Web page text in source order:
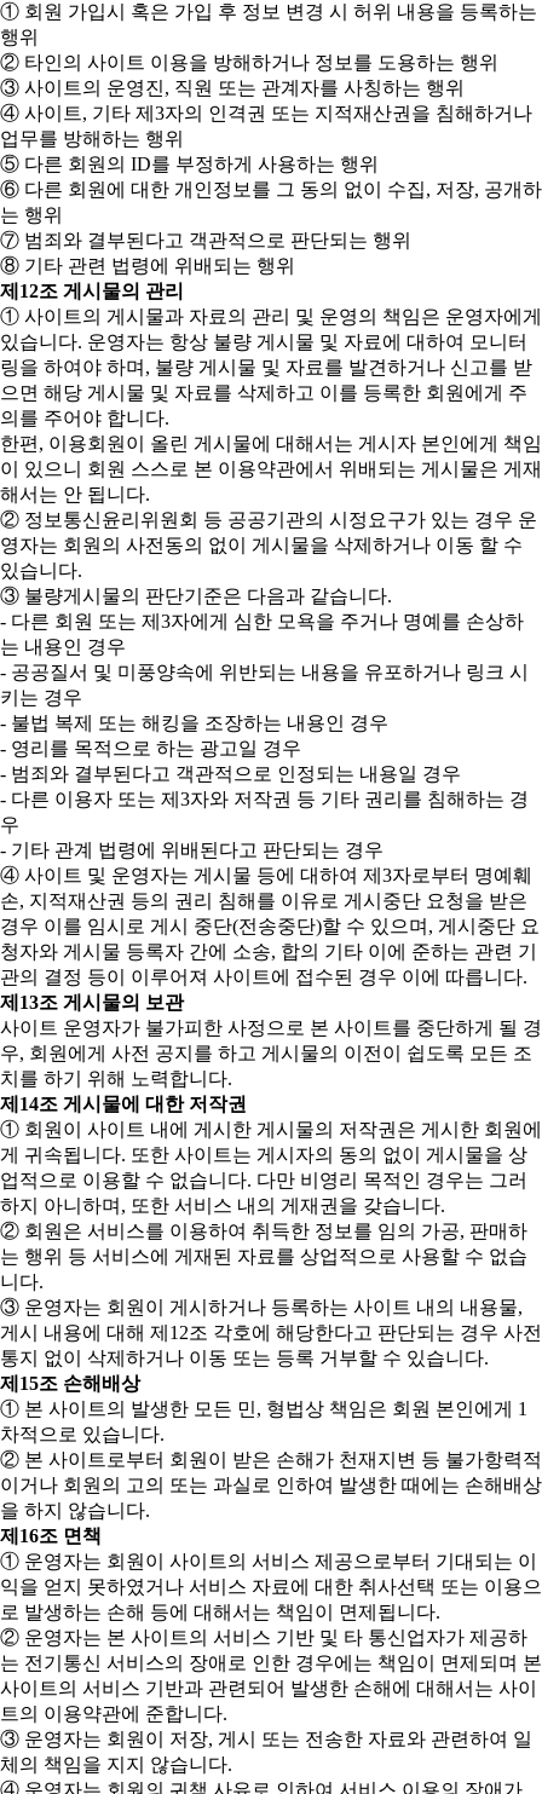
① 회원 가입시 혹은 가입 후 정보 변경 시 허위 내용을 등록하는
행위
② 타인의 사이트 이용을 방해하거나 정보를 도용하는 행위
③ 사이트의 운영진, 직원 또는 관계자를 사칭하는 행위
④ 사이트, 기타 제3자의 인격권 또는 지적재산권을 침해하거나
업무를 방해하는 행위
⑤ 다른 회원의 ID를 부정하게 사용하는 행위
⑥ 다른 회원에 대한 개인정보를 그 동의 없이 수집, 저장, 공개하
는 행위
⑦ 범죄와 결부된다고 객관적으로 판단되는 행위
⑧ 기타 관련 법령에 위배되는 행위
제12조 게시물의 관리
① 사이트의 게시물과 자료의 관리 및 운영의 책임은 운영자에게
있습니다. 운영자는 항상 불량 게시물 및 자료에 대하여 모니터
링을 하여야 하며, 불량 게시물 및 자료를 발견하거나 신고를 받
으면 해당 게시물 및 자료를 삭제하고 이를 등록한 회원에게 주
의를 주어야 합니다.
한편, 이용회원이 올린 게시물에 대해서는 게시자 본인에게 책임
이 있으니 회원 스스로 본 이용약관에서 위배되는 게시물은 게재
해서는 안 됩니다.
② 정보통신윤리위원회 등 공공기관의 시정요구가 있는 경우 운
영자는 회원의 사전동의 없이 게시물을 삭제하거나 이동 할 수
있습니다.
③ 불량게시물의 판단기준은 다음과 같습니다.
- 다른 회원 또는 제3자에게 심한 모욕을 주거나 명예를 손상하
는 내용인 경우
- 공공질서 및 미풍양속에 위반되는 내용을 유포하거나 링크 시
키는 경우
- 불법 복제 또는 해킹을 조장하는 내용인 경우
- 영리를 목적으로 하는 광고일 경우
- 범죄와 결부된다고 객관적으로 인정되는 내용일 경우
- 다른 이용자 또는 제3자와 저작권 등 기타 권리를 침해하는 경
우
- 기타 관계 법령에 위배된다고 판단되는 경우
④ 사이트 및 운영자는 게시물 등에 대하여 제3자로부터 명예훼
손, 지적재산권 등의 권리 침해를 이유로 게시중단 요청을 받은
경우 이를 임시로 게시 중단(전송중단)할 수 있으며, 게시중단 요
청자와 게시물 등록자 간에 소송, 합의 기타 이에 준하는 관련 기
관의 결정 등이 이루어져 사이트에 접수된 경우 이에 따릅니다.
제13조 게시물의 보관
사이트 운영자가 불가피한 사정으로 본 사이트를 중단하게 될 경
우, 회원에게 사전 공지를 하고 게시물의 이전이 쉽도록 모든 조
치를 하기 위해 노력합니다.
제14조 게시물에 대한 저작권
① 회원이 사이트 내에 게시한 게시물의 저작권은 게시한 회원에
게 귀속됩니다. 또한 사이트는 게시자의 동의 없이 게시물을 상
업적으로 이용할 수 없습니다. 다만 비영리 목적인 경우는 그러
하지 아니하며, 또한 서비스 내의 게재권을 갖습니다.
② 회원은 서비스를 이용하여 취득한 정보를 임의 가공, 판매하
는 행위 등 서비스에 게재된 자료를 상업적으로 사용할 수 없습
니다.
③ 운영자는 회원이 게시하거나 등록하는 사이트 내의 내용물,
게시 내용에 대해 제12조 각호에 해당한다고 판단되는 경우 사전
통지 없이 삭제하거나 이동 또는 등록 거부할 수 있습니다.
제15조 손해배상
① 본 사이트의 발생한 모든 민, 형법상 책임은 회원 본인에게 1
차적으로 있습니다.
② 본 사이트로부터 회원이 받은 손해가 천재지변 등 불가항력적
이거나 회원의 고의 또는 과실로 인하여 발생한 때에는 손해배상
을 하지 않습니다.
제16조 면책
① 운영자는 회원이 사이트의 서비스 제공으로부터 기대되는 이
익을 얻지 못하였거나 서비스 자료에 대한 취사선택 또는 이용으
로 발생하는 손해 등에 대해서는 책임이 면제됩니다.
② 운영자는 본 사이트의 서비스 기반 및 타 통신업자가 제공하
는 전기통신 서비스의 장애로 인한 경우에는 책임이 면제되며 본
사이트의 서비스 기반과 관련되어 발생한 손해에 대해서는 사이
트의 이용약관에 준합니다.
③ 운영자는 회원이 저장, 게시 또는 전송한 자료와 관련하여 일
체의 책임을 지지 않습니다.
④ 운영자는 회원의 귀책 사유로 인하여 서비스 이용의 장애가